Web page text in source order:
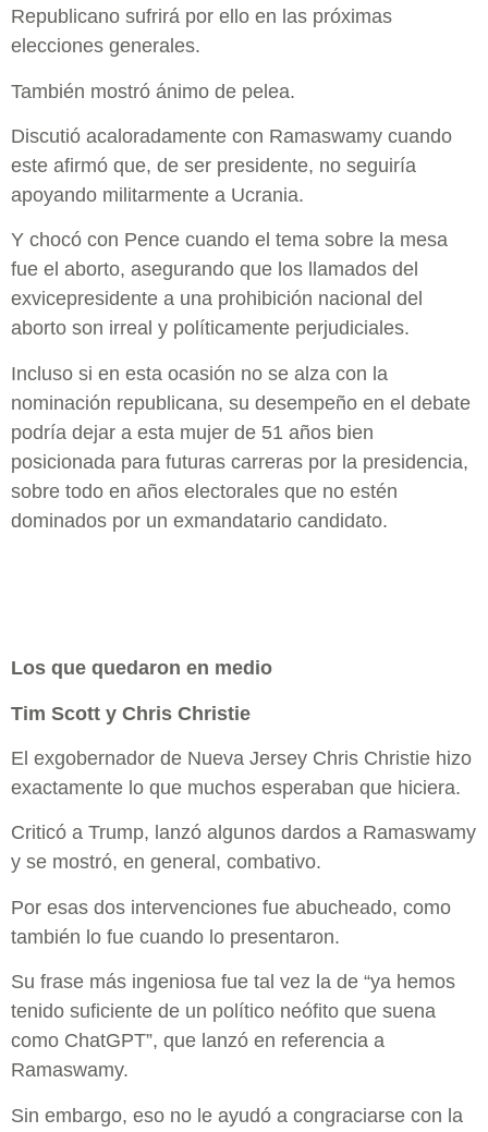
Republicano sufrirá por ello en las próximas
elecciones generales.
También mostró ánimo de pelea.
Discutió acaloradamente con Ramaswamy cuando
este afirmó que, de ser presidente, no seguiría
apoyando militarmente a Ucrania.
Y chocó con Pence cuando el tema sobre la mesa
fue el aborto, asegurando que los llamados del
exvicepresidente a una prohibición nacional del
aborto son irreal y políticamente perjudiciales.
Incluso si en esta ocasión no se alza con la
nominación republicana, su desempeño en el debate
podría dejar a esta mujer de 51 años bien
posicionada para futuras carreras por la presidencia,
sobre todo en años electorales que no estén
dominados por un exmandatario candidato.
Los que quedaron en medio
Tim Scott y Chris Christie
El exgobernador de Nueva Jersey Chris Christie hizo
exactamente lo que muchos esperaban que hiciera.
Criticó a Trump, lanzó algunos dardos a Ramaswamy
y se mostró, en general, combativo.
Por esas dos intervenciones fue abucheado, como
también lo fue cuando lo presentaron.
Su frase más ingeniosa fue tal vez la de “ya hemos
tenido suficiente de un político neófito que suena
como ChatGPT”, que lanzó en referencia a
Ramaswamy.
Sin embargo, eso no le ayudó a congraciarse con la